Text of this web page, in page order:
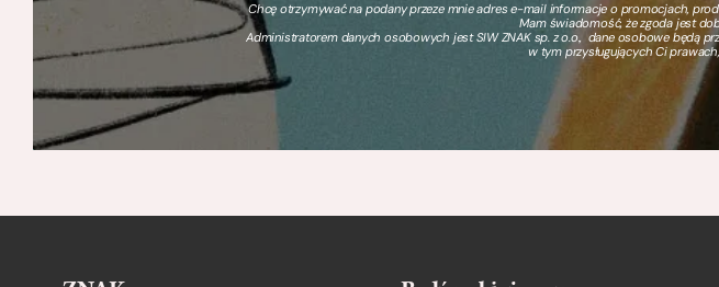
Chcę otrzymywać na podany przeze mnie adres e-mail informacje o promocjach,
Mam świadomość, że zgoda jest
Administratorem danych osobowych jest SIW ZNAK sp. z o.o., dane osobowe będą
w tym przysługujących Ci